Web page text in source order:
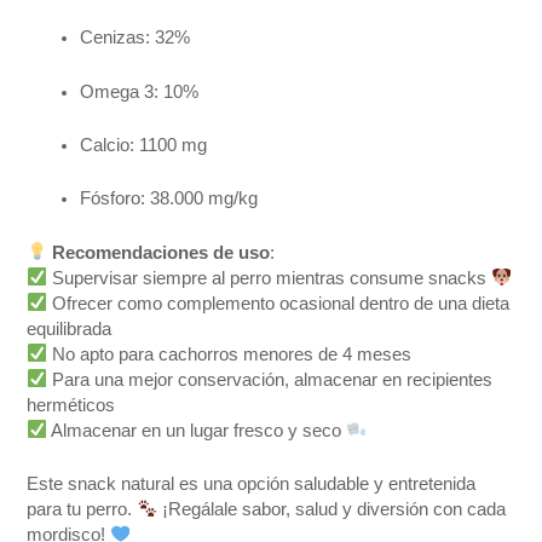
Cenizas: 32%
Omega 3: 10%
Calcio: 1100 mg
Fósforo: 38.000 mg/kg
Recomendaciones de uso:
Supervisar siempre al perro mientras consume snacks
Ofrecer como complemento ocasional dentro de una dieta
equilibrada
No apto para cachorros menores de 4 meses
Para una mejor conservación, almacenar en recipientes
herméticos
Almacenar en un lugar fresco y seco
Este snack natural es una opción saludable y entretenida
para tu perro.
¡Regálale sabor, salud y diversión con cada
mordisco!